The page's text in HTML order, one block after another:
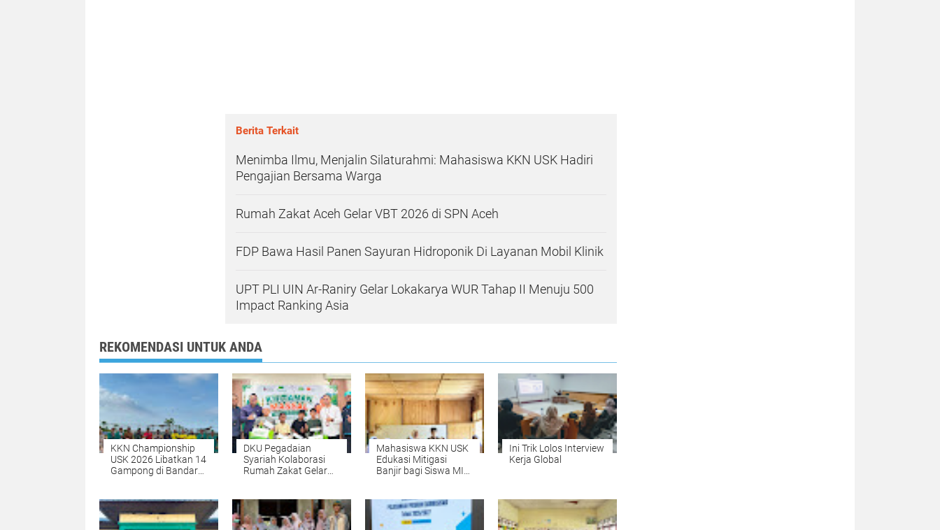
Berita Terkait
Menimba Ilmu, Menjalin Silaturahmi: Mahasiswa KKN USK Hadiri
Pengajian Bersama Warga
Rumah Zakat Aceh Gelar VBT 2026 di SPN Aceh
FDP Bawa Hasil Panen Sayuran Hidroponik Di Layanan Mobil Klinik
UPT PLI UIN Ar-Raniry Gelar Lokakarya WUR Tahap II Menuju 500
Impact Ranking Asia
REKOMENDASI UNTUK ANDA
KKN Championship
USK 2026 Libatkan 14
Gampong di Bandar
DKU Pegadaian
Syariah Kolaborasi
Rumah Zakat Gelar
Mahasiswa KKN USK
Edukasi Mitigasi
Banjir bagi Siswa MIN
Ini Trik Lolos Interview
Kerja Global